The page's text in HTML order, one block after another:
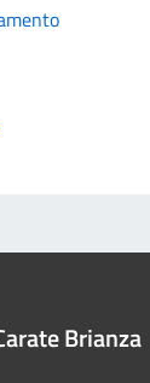
Brianza